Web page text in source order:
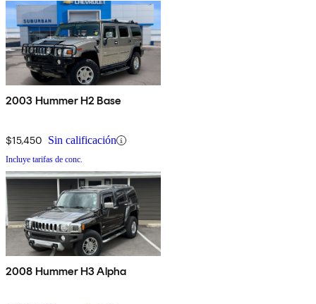
2003 Hummer H2 Base
$15,450 Sin calificación
Incluye tarifas de conc.
2008 Hummer H3 Alpha